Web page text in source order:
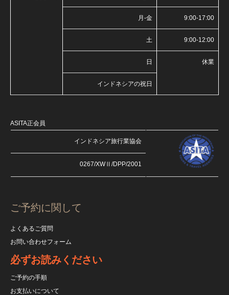
月-金 9:00-17:00
土 9:00-12:00
日 休業
インドネシアの祝日
ASITA正会員
インドネシア旅行業協会
0267/XWⅡ/DPP/2001
ご予約に関して
よくあるご質問
お問い合わせフォーム
必ずお読みください
ご予約の手順
お支払いについて